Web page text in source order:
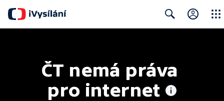
ČT nemá práva
pro internet